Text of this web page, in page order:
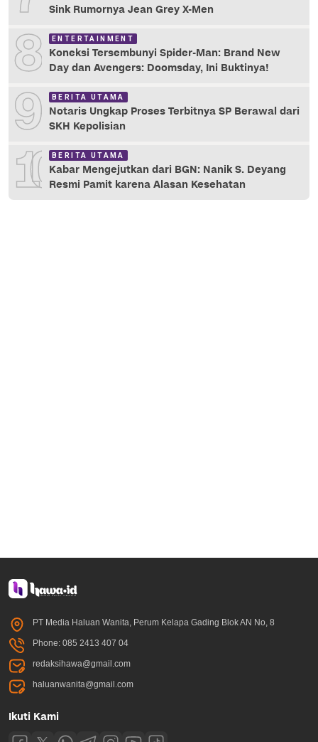
Sink Rumornya Jean Grey X-Men
8 ENTERTAINMENT
Koneksi Tersembunyi Spider-Man: Brand New
Day dan Avengers: Doomsday, Ini Buktinya!
9 BERITA UTAMA
Notaris Ungkap Proses Terbitnya SP Berawal dari
SKH Kepolisian
10 BERITA UTAMA
Kabar Mengejutkan dari BGN: Nanik S. Deyang
Resmi Pamit karena Alasan Kesehatan
PT Media Haluan Wanita, Perum Kelapa Gading Blok AN No, 8
Phone: 085 2413 407 04
redaksihawa@gmail.com
haluanwanita@gmail.com
Ikuti Kami